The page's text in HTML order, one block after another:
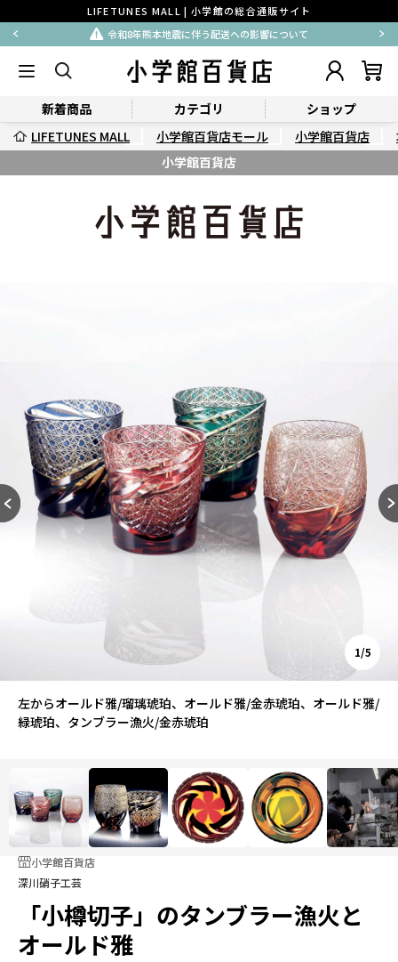
LIFETUNES MALL | 小学館の総合通販サイト
令和8年熊本地震に伴う配送への影響について
新着商品 カテゴリ
ショップ
LIFETUNES MALL
小学館百貨店モール 小学館百貨店
小学館百貨店
左からオールド雅/瑠璃琥珀、オールド雅/金赤琥珀、オールド雅/
緑琥珀、タンブラー漁火/金赤琥珀
1/5
小学館百貨店
深川硝子工芸
「小樽切子」のタンブラー漁火と
オールド雅